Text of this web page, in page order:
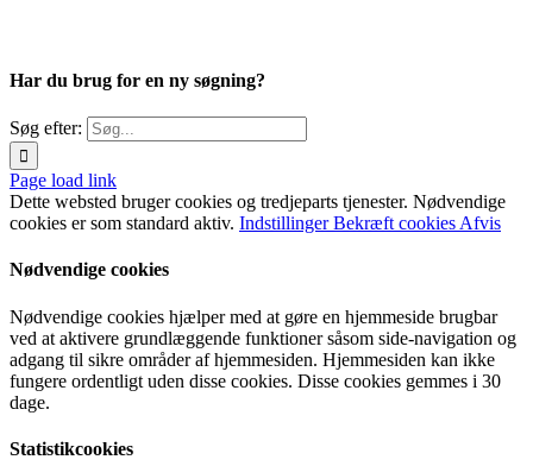
Har du brug for en ny søgning?
Søg efter:
Page load link
Dette websted bruger cookies og tredjeparts tjenester. Nødvendige
cookies er som standard aktiv. IndstillingerBekræft cookies Afvis
Nødvendige cookies
Nødvendige cookies hjælper med at gøre en hjemmeside brugbar
ved at aktivere grundlæggende funktioner såsom side-navigation og
adgang til sikre områder af hjemmesiden. Hjemmesiden kan ikke
fungere ordentligt uden disse cookies. Disse cookies gemmes i 30
dage.
Statistikcookies